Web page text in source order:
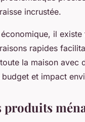
incrustée.
il
rapides
la maison avec
et impact